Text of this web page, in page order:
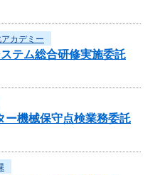
カデミー
テム総合研修実施委託
ー機械保守点検業務委託